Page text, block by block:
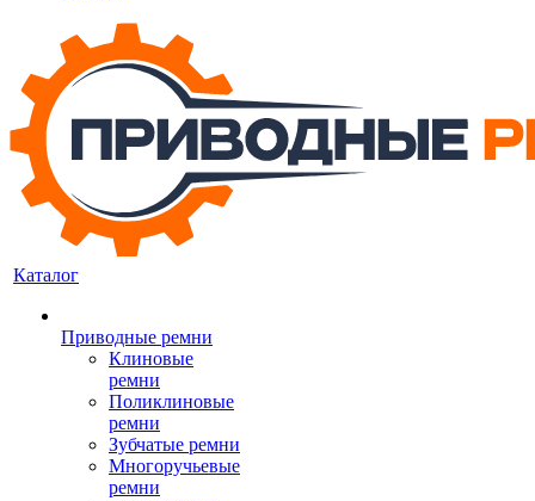
Каталог
Приводные ремни
Клиновые
ремни
Поликлиновые
ремни
Зубчатые ремни
Многоручьевые
ремни